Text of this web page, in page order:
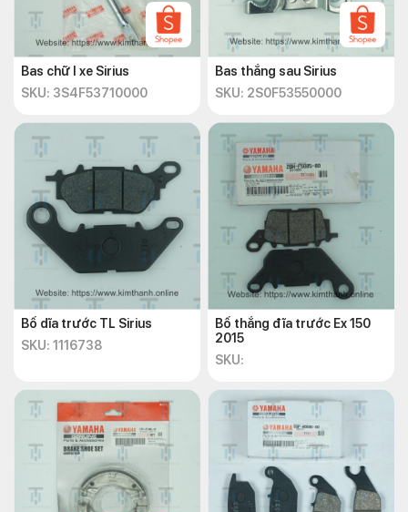
Bas chữ I xe Sirius
SKU: 3S4F53710000
Bas thắng sau Sirius
SKU: 2S0F53550000
Bố dĩa trước TL Sirius
SKU: 1116738
Bố thắng đĩa trước Ex 150
2015
SKU: